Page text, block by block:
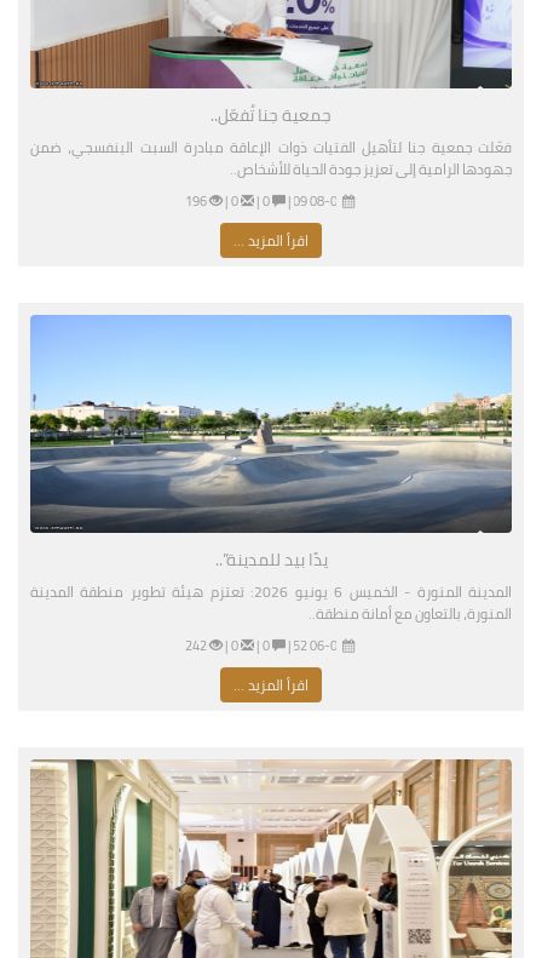
جمعية جنا تُفعّل..
فعّلت جمعية جنا لتأهيل الفتيات ذوات الإعاقة مبادرة السبت البنفسجي، ضمن
جهودها الرامية إلى تعزيز جودة الحياة للأشخاص..
08-01-2026 03:09 مساءً |
0 |
0 |
196
اقرأ المزيد ...
يدًا بيد للمدينة”..
المدينة المنورة - الخميس 6 يونيو 2026: تعتزم هيئة تطوير منطقة المدينة
المنورة، بالتعاون مع أمانة منطقة..
06-04-2026 04:52 مساءً |
0 |
0 |
242
اقرأ المزيد ...